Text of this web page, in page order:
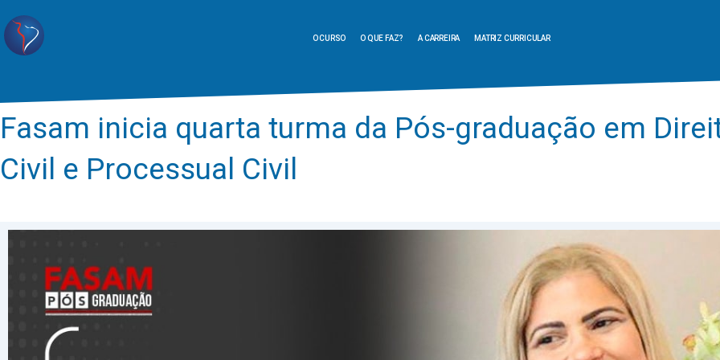
O CURSO O QUE FAZ? A CARREIRA MATRIZ CURRICULAR
Fasam inicia quarta turma da Pós-graduação em
Civil e Processual Civil